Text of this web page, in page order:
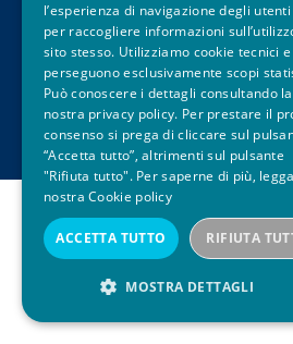
CREDITS
© 2026 ACEPI – Associazione Italiana
info@acepi.it| T +390287189076 | CF
SDI W7YVJK9
l’esperienza di navigazione degli utenti
per raccogliere informazioni
sito stesso. Utilizziamo cookie tecnici e
perseguono esclusivamente scopi
Può conoscere i dettagli consultando la
nostra privacy policy. Per prestare il
consenso si prega di cliccare sul
“Accetta tutto”, altrimenti sul pulsante
"Rifiuta tutto". Per saperne di più,
nostra Cookie policy
ACCETTA TUTTO RIFIUTA
MOSTRA DETTAGLI